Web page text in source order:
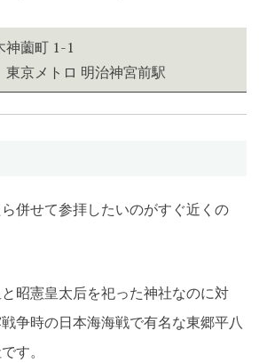
神薗町 1-1
東京メトロ 明治神宮前駅
併せて参拝したいのがすぐ近くの
昭憲皇太后を祀った神社なのに対
争時の日本海海戦で有名な東郷平八
す。